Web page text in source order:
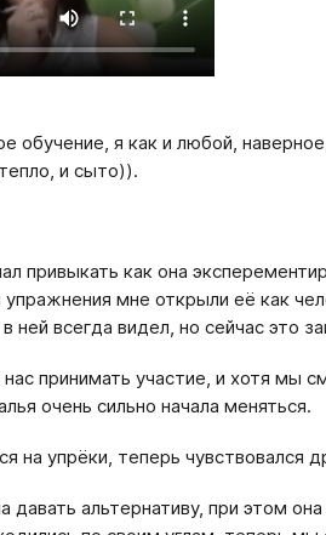
обучение, я как и любой,
и сыто)).
привыкать как она
мне открыли её как
ней всегда видел, но сейчас это
принимать участие, и хотя мы
очень сильно начала меняться.
на упрёки, теперь чувствовался
альтернативу, при этом